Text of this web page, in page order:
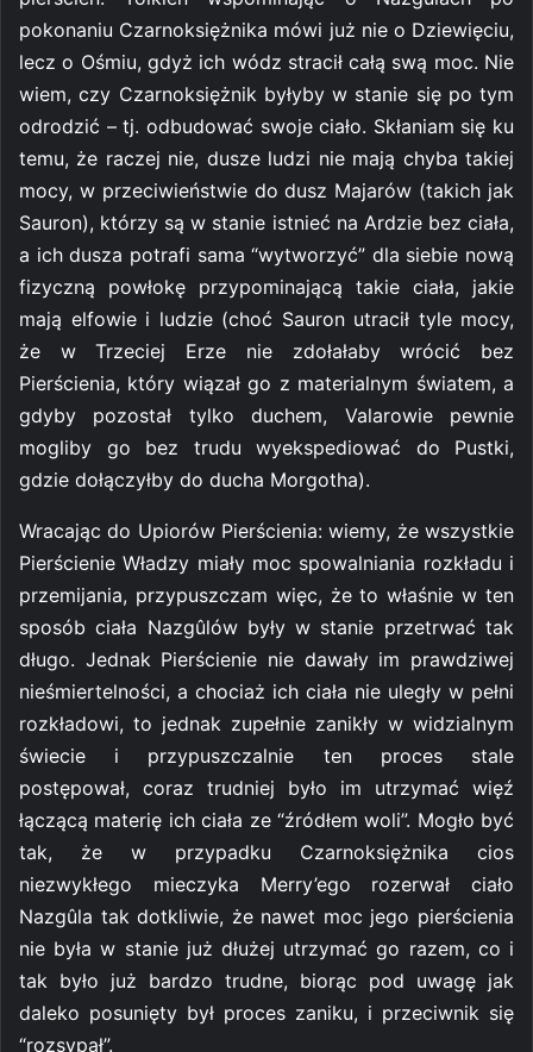
pokonaniu Czarnoksiężnika mówi już nie o Dziewięciu,
lecz o Ośmiu, gdyż ich wódz stracił całą swą moc. Nie
wiem, czy Czarnoksiężnik byłyby w stanie się po tym
odrodzić – tj. odbudować swoje ciało. Skłaniam się ku
temu, że raczej nie, dusze ludzi nie mają chyba takiej
mocy, w przeciwieństwie do dusz Majarów (takich jak
Sauron), którzy są w stanie istnieć na Ardzie bez ciała,
a ich dusza potrafi sama “wytworzyć” dla siebie nową
fizyczną powłokę przypominającą takie ciała, jakie
mają elfowie i ludzie (choć Sauron utracił tyle mocy,
że w Trzeciej Erze nie zdołałaby wrócić bez
Pierścienia, który wiązał go z materialnym światem, a
gdyby pozostał tylko duchem, Valarowie pewnie
mogliby go bez trudu wyekspediować do Pustki,
gdzie dołączyłby do ducha Morgotha).
Wracając do Upiorów Pierścienia: wiemy, że wszystkie
Pierścienie Władzy miały moc spowalniania rozkładu i
przemijania, przypuszczam więc, że to właśnie w ten
sposób ciała Nazgûlów były w stanie przetrwać tak
długo. Jednak Pierścienie nie dawały im prawdziwej
nieśmiertelności, a chociaż ich ciała nie uległy w pełni
rozkładowi, to jednak zupełnie zanikły w widzialnym
świecie i przypuszczalnie ten proces stale
postępował, coraz trudniej było im utrzymać więź
łączącą materię ich ciała ze “źródłem woli”. Mogło być
tak, że w przypadku Czarnoksiężnika cios
niezwykłego mieczyka Merry’ego rozerwał ciało
Nazgûla tak dotkliwie, że nawet moc jego pierścienia
nie była w stanie już dłużej utrzymać go razem, co i
tak było już bardzo trudne, biorąc pod uwagę jak
daleko posunięty był proces zaniku, i przeciwnik się
“rozsypał”.